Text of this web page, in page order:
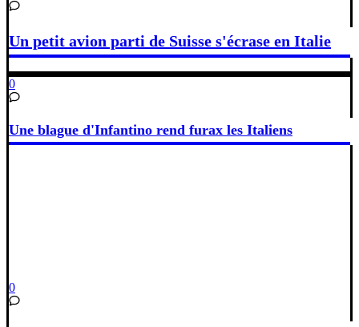
Un petit avion parti de Suisse s'écrase en Italie
0
Une blague d'Infantino rend furax les Italiens
0